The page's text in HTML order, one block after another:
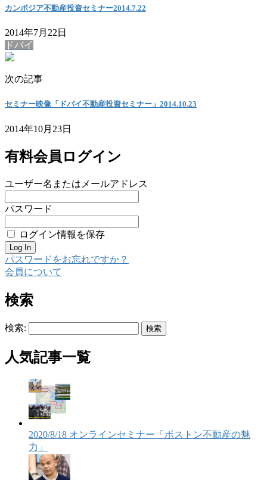
カンボジア不動産投資セミナー2014.7.22
2014年7月22日
ドバイ
次の記事
セミナー映像「ドバイ不動産投資セミナー」2014.10.23
2014年10月23日
有料会員ログイン
ユーザー名またはメールアドレス
パスワード
ログイン情報を保存
パスワードをお忘れですか？
会員について
検索
検索:
人気記事一覧
2020/8/18 オンラインセミナー「ボストン不動産の魅
力」